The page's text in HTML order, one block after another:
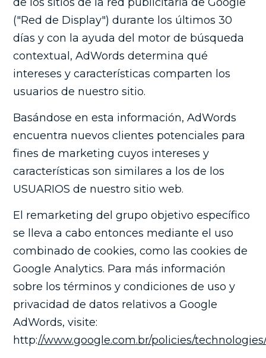
("Red de Display") durante los últimos 30
días y con la ayuda del motor de búsqueda
contextual, AdWords determina qué
intereses y características comparten los
usuarios de nuestro sitio.
Basándose en esta información, AdWords
encuentra nuevos clientes potenciales para
fines de marketing cuyos intereses y
características son similares a los de los
USUARIOS de nuestro sitio web.
El remarketing del grupo objetivo específico
se lleva a cabo entonces mediante el uso
combinado de cookies, como las cookies de
Google Analytics. Para más información
sobre los términos y condiciones de uso y
privacidad de datos relativos a Google
AdWords, visite:
http://www.google.com.br/policies/